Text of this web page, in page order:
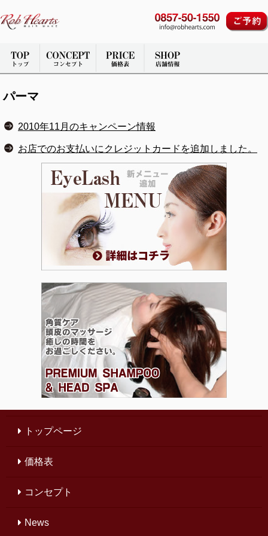
パーマ
2010年11月のキャンペーン情報
お店でのお支払いにクレジットカードを追加しました。
トップページ
価格表
コンセプト
News